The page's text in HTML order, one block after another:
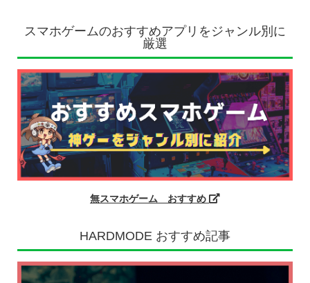
スマホゲームのおすすめアプリをジャンル別に
厳選
無スマホゲーム おすすめ
HARDMODE おすすめ記事